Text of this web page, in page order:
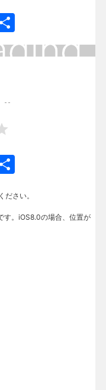
有
ださい。
す。iOS8.0の場合、位置が